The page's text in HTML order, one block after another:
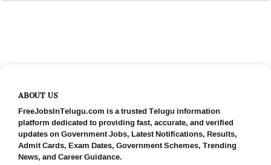
ABOUT US
FreeJobsInTelugu.com is a trusted Telugu information
platform dedicated to providing fast, accurate, and verified
updates on Government Jobs, Latest Notifications, Results,
Admit Cards, Exam Dates, Government Schemes, Trending
News, and Career Guidance.